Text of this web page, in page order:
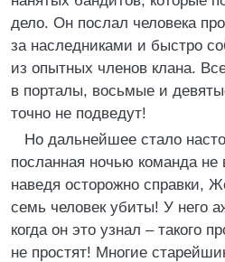
дело. Он послал человека
за наследниками и быстро
из опытных членов клана.
в порталы, восьмые и
точно не подведут!
Но дальнейшее стало
посланная ночью команда не
наведя осторожно справки,
семь человек убиты! У него
когда он это узнал – такого
не простят! Многие